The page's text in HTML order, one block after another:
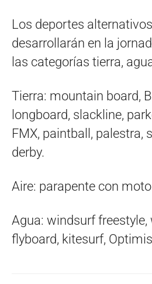
Los deportes
desarrollarán en la
las categorías tierra,
Tierra: mountain board,
longboard, slackline,
FMX, paintball, palestra,
derby.
Aire: parapente con
Agua: windsurf freestyle,
flyboard, kitesurf,